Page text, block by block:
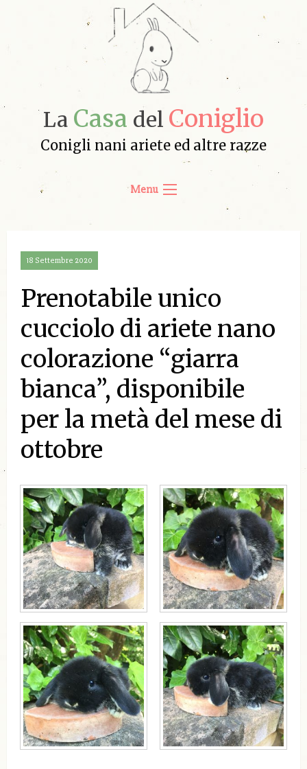
La Casa del Coniglio
Conigli nani ariete ed altre razze
Menu
18 Settembre 2020
Prenotabile unico
cucciolo di ariete nano
colorazione “giarra
bianca”, disponibile
per la metà del mese di
ottobre